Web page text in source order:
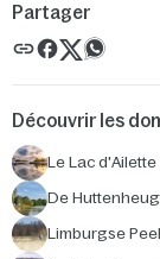
Découvrir les
Le Lac d'Ailette
De
Limburgse Peel
Partager